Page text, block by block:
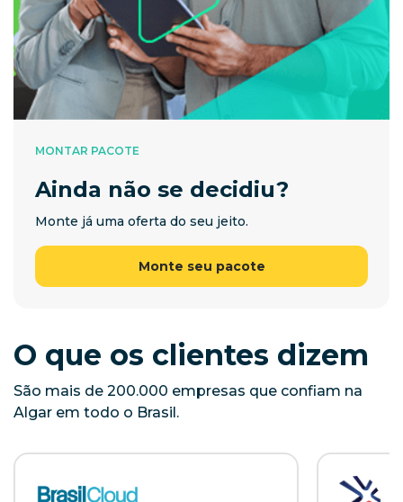
MONTAR PACOTE
Ainda não se decidiu?
Monte já uma oferta do seu jeito.
Monte seu pacote
O que os clientes dizem
São mais de 200.000 empresas que confiam na
Algar em todo o Brasil.